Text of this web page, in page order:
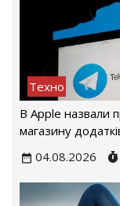
Техно
В Apple назвали
магазину
04.08.2026